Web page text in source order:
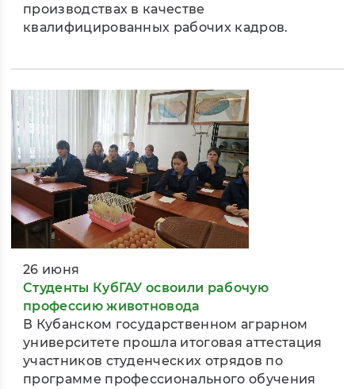
производствах в качестве
квалифицированных рабочих кадров.
26 июня
Студенты КубГАУ освоили рабочую
профессию животновода
В Кубанском государственном аграрном
университете прошла итоговая аттестация
участников студенческих отрядов по
программе профессионального обучения